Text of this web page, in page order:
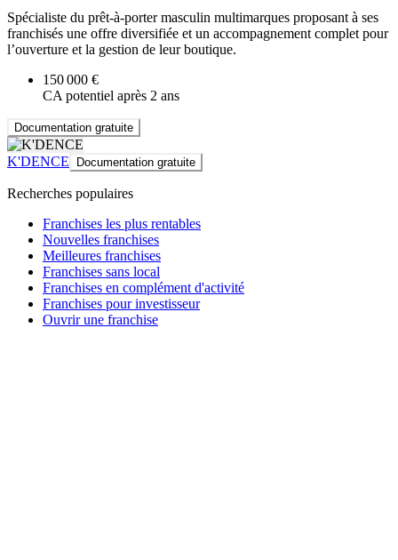
Spécialiste du prêt-à-porter masculin multimarques proposant à ses
franchisés une offre diversifiée et un accompagnement complet pour
l’ouverture et la gestion de leur boutique.
150 000 €
CA potentiel après 2 ans
Documentation gratuite
K'DENCE Documentation gratuite
Recherches populaires
Franchises les plus rentables
Nouvelles franchises
Meilleures franchises
Franchises sans local
Franchises en complément d'activité
Franchises pour investisseur
Ouvrir une franchise